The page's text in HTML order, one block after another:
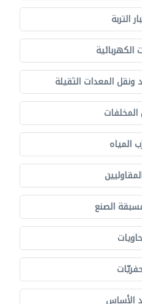
التربة
الكهربائية
ونقل المعدات الثقيلة
المخلفات
المياه
الصنع
الأساس